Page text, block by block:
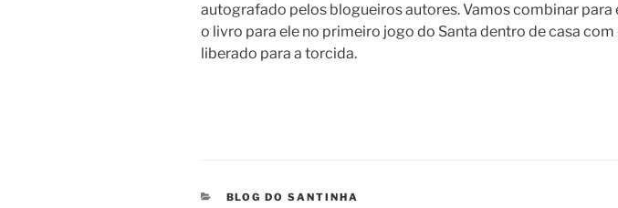
autografado pelos blogueiros autores. Vamos combinar para
o livro para ele no primeiro jogo do Santa dentro de casa com
liberado para a torcida.
CATEGORIAS
BLOG DO SANTINHA